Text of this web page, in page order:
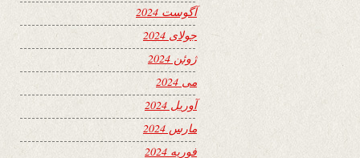
آگوست 2024
جولای 2024
ژوئن 2024
می 2024
آوریل 2024
مارس 2024
فوریه 2024